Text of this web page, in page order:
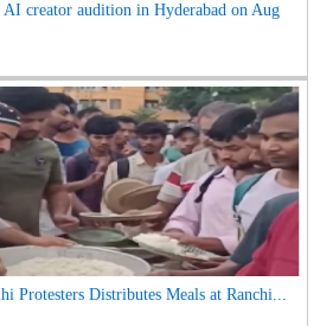
AI creator audition in Hyderabad on Aug
Protesters Distributes Meals at Ranchi...